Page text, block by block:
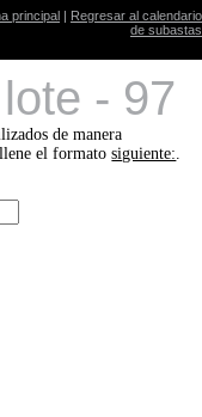
principal | Regresar al calendario
de subastas
- 97
de manera
llene el formatosiguiente:.